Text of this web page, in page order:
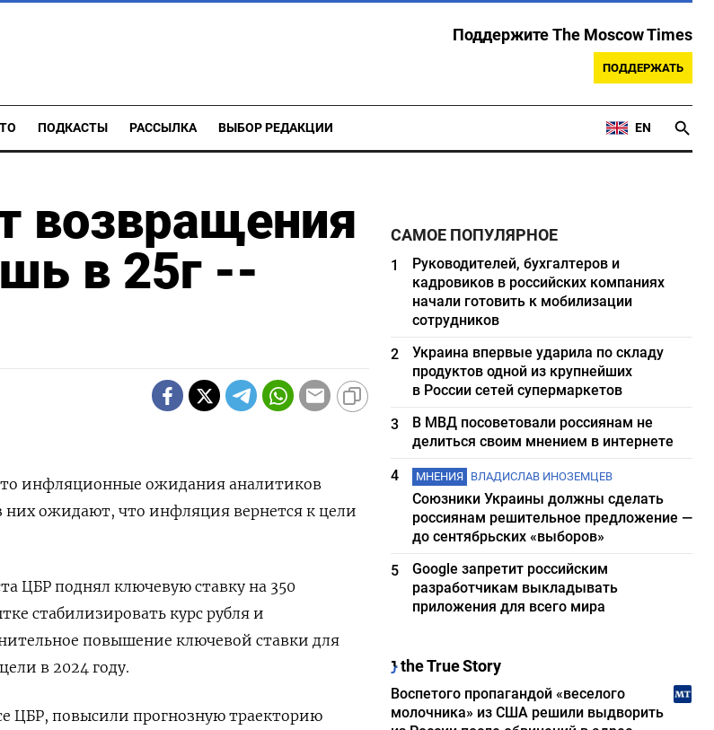
Поддержите The Moscow Times
ПОДДЕРЖАТЬ
ПОДКАСТЫ РАССЫЛКА ВЫБОР РЕДАКЦИИ EN
возвращения
в 25г --
инфляционные ожидания аналитиков
ожидают, что инфляция вернется к цели
ЦБР поднял ключевую ставку на 350
стабилизировать курс рубля и
повышение ключевой ставки для
в 2024 году.
ЦБР, повысили прогнозную траекторию
САМОЕ ПОПУЛЯРНОЕ
1
Руководителей, бухгалтеров и
кадровиков в российских компаниях
начали готовить к мобилизации
сотрудников
2
Украина впервые ударила по складу
продуктов одной из крупнейших
в России сетей супермаркетов
3
В МВД посоветовали россиянам не
делиться своим мнением в интернете
4
МНЕНИЯ ВЛАДИСЛАВ ИНОЗЕМЦЕВ
Союзники Украины должны сделать
россиянам решительное предложение —
до сентябрьских «выборов»
5
Google запретит российским
разработчикам выкладывать
приложения для всего мира